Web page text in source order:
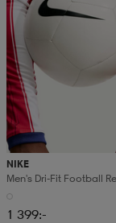
NIKE
Men's Dri-Fit Football
1 399:-